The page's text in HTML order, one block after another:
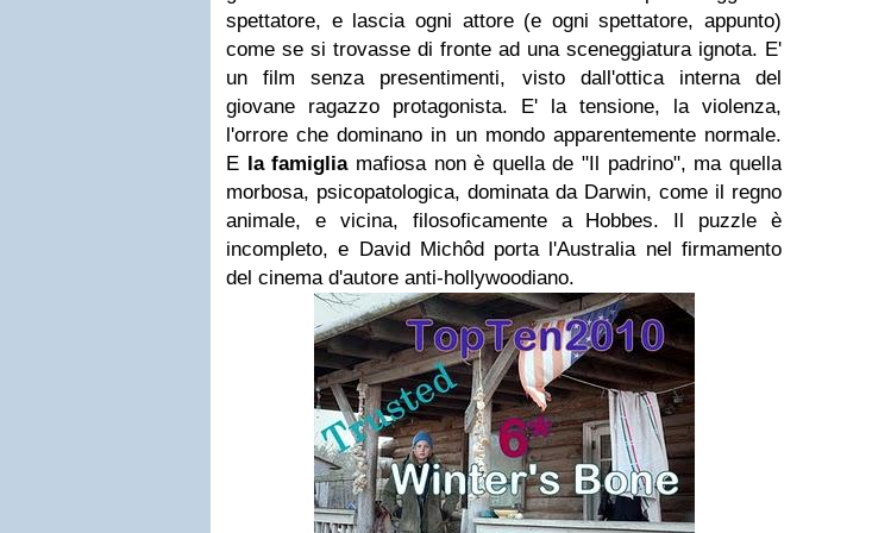
spettatore, e lascia ogni attore (e ogni spettatore, appunto)
come se si trovasse di fronte ad una sceneggiatura ignota. E'
un film senza presentimenti, visto dall'ottica interna del
giovane ragazzo protagonista. E' la tensione, la violenza,
l'orrore che dominano in un mondo apparentemente normale.
E la famigliamafiosa non è quella de "Il padrino", ma quella
morbosa, psicopatologica, dominata da Darwin, come il regno
animale, e vicina, filosoficamente a Hobbes. Il puzzle è
incompleto, e David Michôd porta l'Australia nel firmamento
del cinema d'autore anti-hollywoodiano.